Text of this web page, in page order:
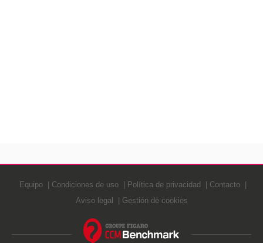
Equipo Condiciones de uso Política de privacidad
Contacto
Aviso legal
Gestión de cookies